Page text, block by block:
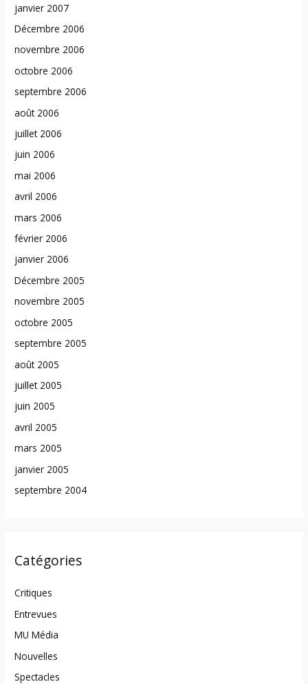
janvier 2007
Décembre 2006
novembre 2006
octobre 2006
septembre 2006
août 2006
juillet 2006
juin 2006
mai 2006
avril 2006
mars 2006
février 2006
janvier 2006
Décembre 2005
novembre 2005
octobre 2005
septembre 2005
août 2005
juillet 2005
juin 2005
avril 2005
mars 2005
janvier 2005
septembre 2004
Catégories
Critiques
Entrevues
MU Média
Nouvelles
Spectacles